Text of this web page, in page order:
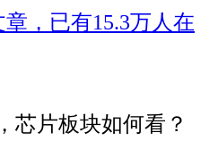
，已有15.3万人在
芯片板块如何看？